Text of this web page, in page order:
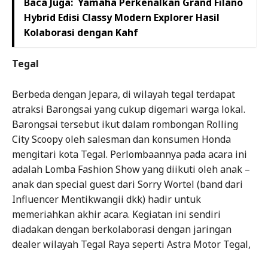
Hybrid Edisi Classy Modern Explorer Hasil
Kolaborasi dengan Kahf
Tegal
Berbeda dengan Jepara, di wilayah tegal terdapat
atraksi Barongsai yang cukup digemari warga lokal.
Barongsai tersebut ikut dalam rombongan Rolling
City Scoopy oleh salesman dan konsumen Honda
mengitari kota Tegal. Perlombaannya pada acara ini
adalah Lomba Fashion Show yang diikuti oleh anak –
anak dan special guest dari Sorry Wortel (band dari
Influencer Mentikwangii dkk) hadir untuk
memeriahkan akhir acara. Kegiatan ini sendiri
diadakan dengan berkolaborasi dengan jaringan
dealer wilayah Tegal Raya seperti Astra Motor Tegal,